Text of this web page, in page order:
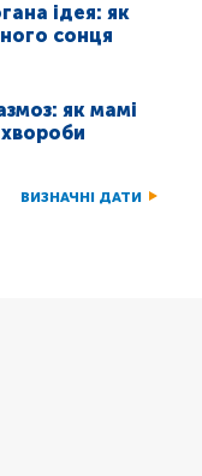
ідея: як
сонця
як мамі
ВИЗНАЧНІ ДАТИ